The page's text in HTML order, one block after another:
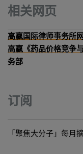
相关网页
高赢国际律师事务所
高赢《药品价格竞争
务部
订阅
「聚焦大分子」每月